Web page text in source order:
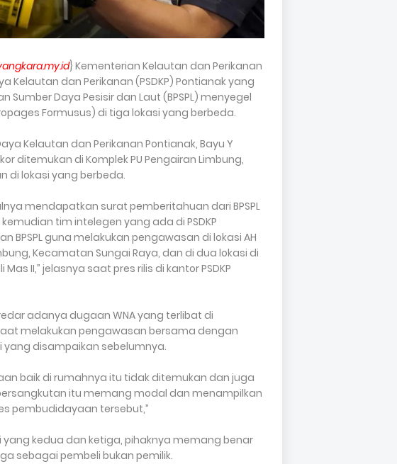
} Kementerian Kelautan dan Perikanan
Kelautan dan Perikanan (PSDKP) Pontianak yang
Daya Pesisir dan Laut (BPSPL) menyegel
Formusus) di tiga lokasi yang berbeda.
Kelautan dan Perikanan Pontianak, Bayu Y
ditemukan di Komplek PU Pengairan Limbung,
di lokasi yang berbeda.
mendapatkan surat pemberitahuan dari BPSPL
tim intelegen yang ada di PSDKP
guna melakukan pengawasan di lokasi AH
Kecamatan Sungai Raya, dan di dua lokasi di
II,” jelasnya saat pres rilis di kantor PSDKP
adanya dugaan WNA yang terlibat di
melakukan pengawasan bersama dengan
yang disampaikan sebelumnya.
baik di rumahnya itu tidak ditemukan dan juga
itu memang modal dan menampilkan
pembudidayaan tersebut,”
kedua dan ketiga, pihaknya memang benar
sebagai pembeli bukan pemilik.